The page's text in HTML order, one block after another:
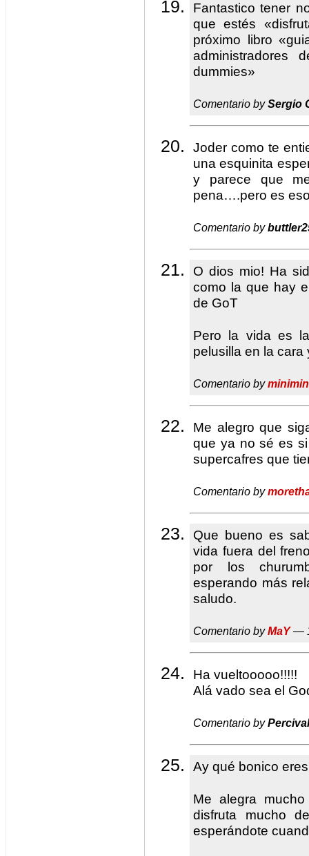
Fantastico tener
que estés
próximo libro
administradores
dummies»
Comentario bySergio
Joder como te
una esquinita
y parece que
pena….pero es
Comentario by
O dios mio! Ha
como la que hay
de GoT
Pero la vida es
pelusilla en la
Comentario by
Me alegro que
que ya no sé es
supercafres que
Comentario by
Que bueno es
vida fuera del
por los
esperando más
saludo.
Comentario byMaY—
Ha vueltooooo!!!!!
Alá vado sea el
Comentario byPercival
Ay qué bonico
Me alegra
disfruta mucho
esperándote